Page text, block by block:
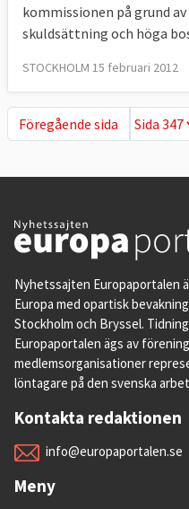
kommissionen på grund
skuldsättning och höga
STOCKHOLM 15 februari 2012
Föregående sida
Föregående sida
Nyhetssajten Europaportalen
Europa med opartisk
Stockholm och Bryssel.
Europaportalen ägs av
medlemsorganisationer
löntagare på den svenska
Kontakta redaktionen
info@europaportalen.se
Meny